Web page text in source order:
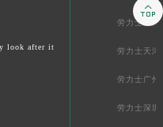
look after it
劳力士上海
劳力士天津
劳力士广州
劳力士深圳
